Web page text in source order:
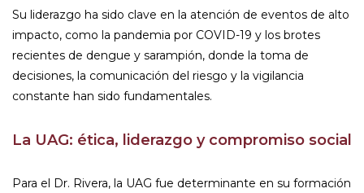
Su liderazgo ha sido clave en la atención de eventos de alto
impacto, como la pandemia por COVID-19 y los brotes
recientes de dengue y sarampión, donde la toma de
decisiones, la comunicación del riesgo y la vigilancia
constante han sido fundamentales.
La UAG: ética, liderazgo y compromiso social
Para el Dr. Rivera, la UAG fue determinante en su formación